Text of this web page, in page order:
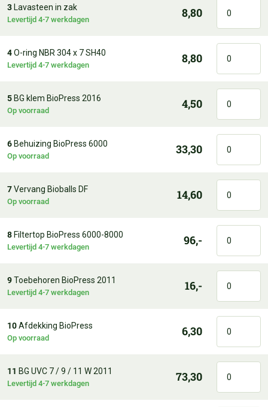
3 Lavasteen in zak
Levertijd 4-7 werkdagen 8,80
4O-ring NBR 304 x 7 SH40
Levertijd 4-7 werkdagen 8,80
5 BG klem BioPress 2016
Op voorraad 4,50
6 Behuizing BioPress 6000
Op voorraad 33,30
7Vervang Bioballs DF
Op voorraad 14,60
8 Filtertop BioPress 6000-8000
Levertijd 4-7 werkdagen 96,-
9Toebehoren BioPress 2011
Levertijd 4-7 werkdagen 16,-
10Afdekking BioPress
Op voorraad 6,30
11 BG UVC 7 / 9 / 11 W 2011
Levertijd 4-7 werkdagen 73,30